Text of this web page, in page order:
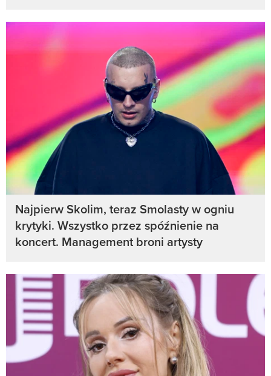
Najpierw Skolim, teraz Smolasty w ogniu
krytyki. Wszystko przez spóźnienie na
koncert. Management broni artysty